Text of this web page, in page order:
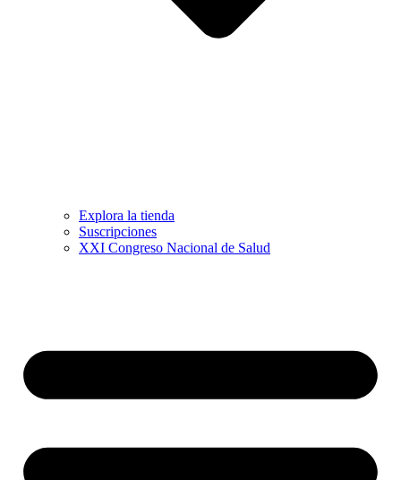
Explora la tienda
Suscripciones
XXI Congreso Nacional de Salud